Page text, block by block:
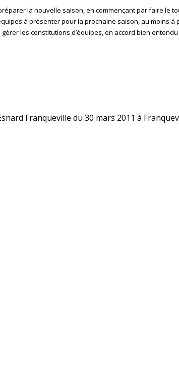
la nouvelle saison, en commençant par faire le
à présenter pour la prochaine saison, au moins à
les constitutions d’équipes, en accord bien
Franqueville du 30 mars 2011 à